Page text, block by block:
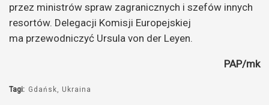
przez ministrów spraw zagranicznych i szefów innych
resortów. Delegacji Komisji Europejskiej
ma przewodniczyć Ursula von der Leyen.
PAP/mk
Tagi: Gdańsk Ukraina